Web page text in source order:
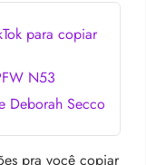
para copiar
N53
Deborah Secco
pra você copiar